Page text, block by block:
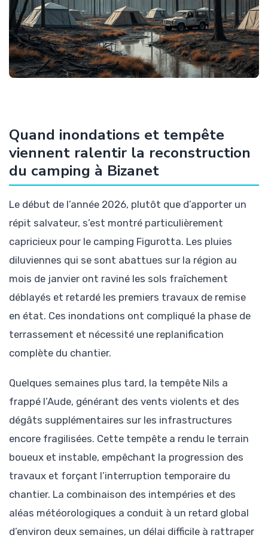
Quand inondations et tempête
viennent ralentir la reconstruction
du camping à Bizanet
Le début de l’année 2026, plutôt que d’apporter un
répit salvateur, s’est montré particulièrement
capricieux pour le camping Figurotta. Les pluies
diluviennes qui se sont abattues sur la région au
mois de janvier ont raviné les sols fraîchement
déblayés et retardé les premiers travaux de remise
en état. Ces inondations ont compliqué la phase de
terrassement et nécessité une replanification
complète du chantier.
Quelques semaines plus tard, la tempête Nils a
frappé l’Aude, générant des vents violents et des
dégâts supplémentaires sur les infrastructures
encore fragilisées. Cette tempête a rendu le terrain
boueux et instable, empêchant la progression des
travaux et forçant l’interruption temporaire du
chantier. La combinaison des intempéries et des
aléas météorologiques a conduit à un retard global
d’environ deux semaines, un délai difficile à rattraper